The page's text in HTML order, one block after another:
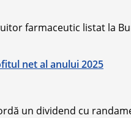
farmaceutic listat la
net al anului 2025
un dividend cu